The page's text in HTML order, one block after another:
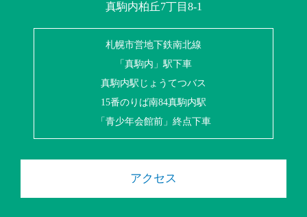
真駒内柏丘7丁目8-1
札幌市営地下鉄南北線
「真駒内」駅下車
真駒内駅じょうてつバス
15番のりば南84真駒内駅
「青少年会館前」終点下車
アクセス